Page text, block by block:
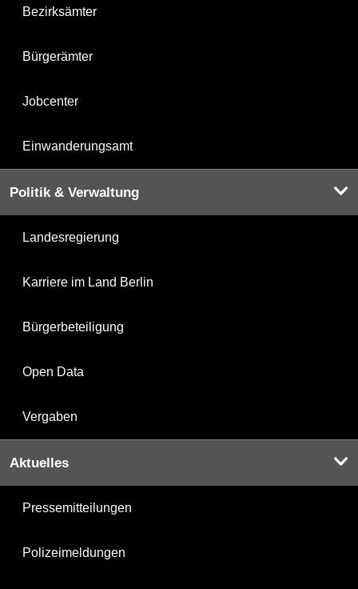
Bezirksämter
Bürgerämter
Jobcenter
Einwanderungsamt
Politik & Verwaltung
Landesregierung
Karriere im Land Berlin
Bürgerbeteiligung
Open Data
Vergaben
Aktuelles
Pressemitteilungen
Polizeimeldungen